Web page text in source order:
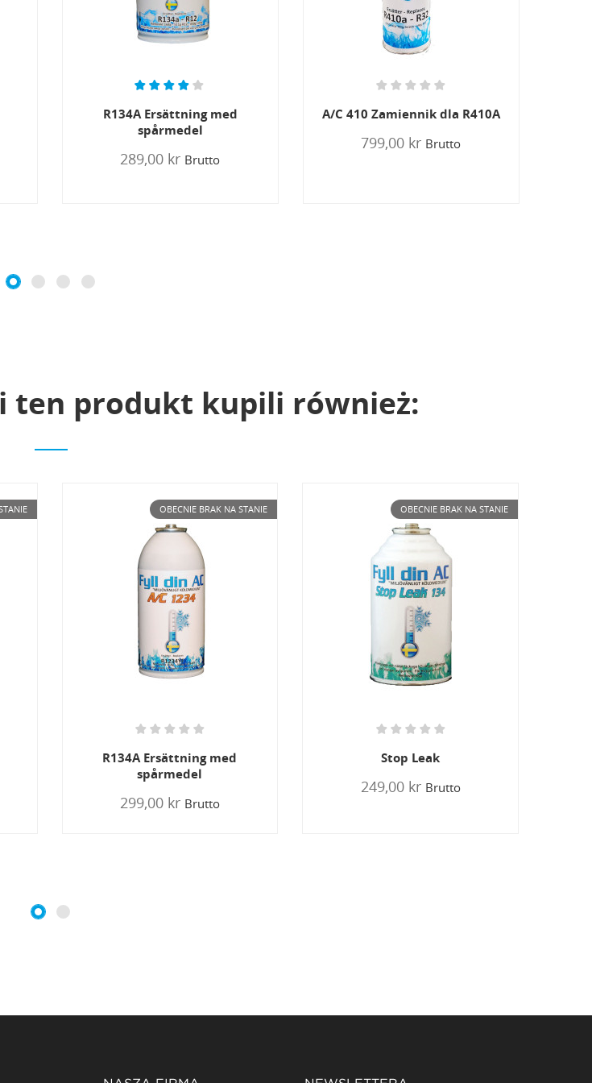
A/C 410 Zamiennik dla R410A
799,00 kr
A/C Olja
249,00 kr Brutto
ten produkt kupili również:
OBECNIE BRAK NA STANIE
Stop Leak
249,00 kr
OBECNIE BRAK NA STANIE
R12 Konvertering
79,00 krBrutto